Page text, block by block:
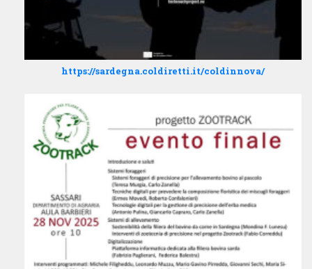
https://sardegna.coldiretti.it/coldinnova/